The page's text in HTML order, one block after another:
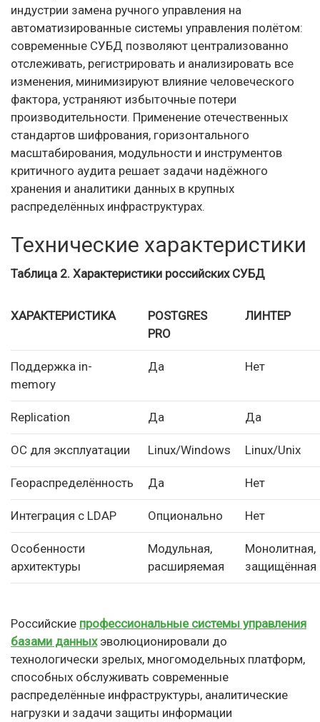
индустрии замена ручного управления на
автоматизированные системы управления полётом:
современные СУБД позволяют централизованно
отслеживать, регистрировать и анализировать все
изменения, минимизируют влияние человеческого
фактора, устраняют избыточные потери
производительности. Применение отечественных
стандартов шифрования, горизонтального
масштабирования, модульности и инструментов
критичного аудита решает задачи надёжного
хранения и аналитики данных в крупных
распределённых инфраструктурах.
Технические характеристики
Таблица 2. Характеристики российских СУБД
ХАРАКТЕРИСТИКА
POSTGRES
PRO
ЛИНТЕР
Поддержка in-
memory
Да Нет
Replication Да Да
ОС для эксплуатации Linux/Windows Linux/Unix
Геораспределённость Да Нет
Интеграция с LDAP Опционально Нет
Особенности
архитектуры
Модульная,
расширяемая
Монолитная,
защищённая
Российские профессиональные системы управления
базами данныхэволюционировали до
технологически зрелых, многомодельных платформ,
способных обслуживать современные
распределённые инфраструктуры, аналитические
нагрузки и задачи защиты информации